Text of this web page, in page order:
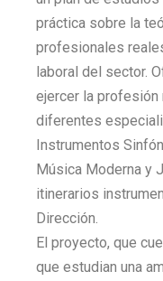
práctica sobre la
profesionales
laboral del sector.
ejercer la profesión
diferentes
Instrumentos
Música Moderna y
itinerarios
Dirección.
El proyecto, que
que estudian una